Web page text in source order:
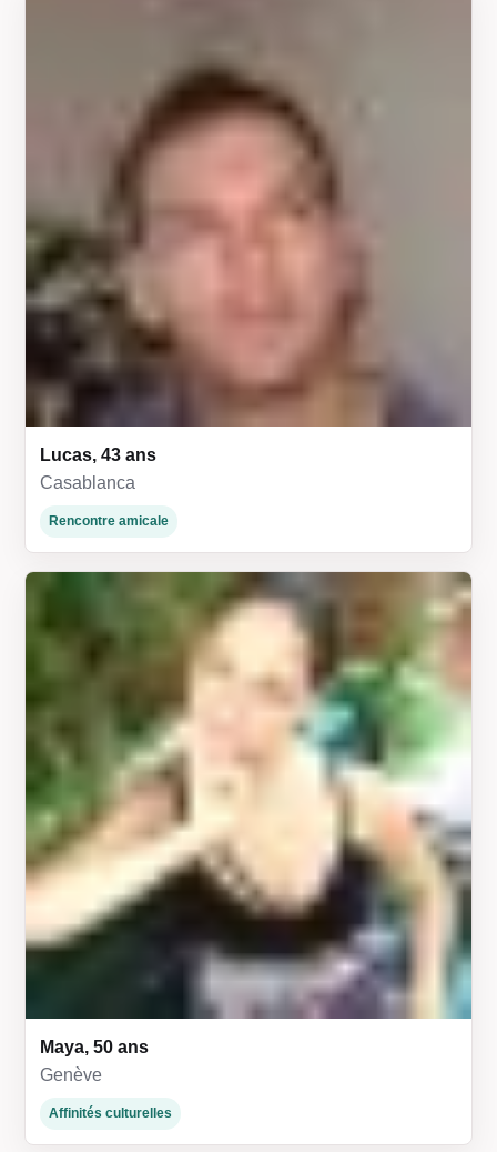
Lucas, 43 ans
Casablanca
Rencontre amicale
Maya, 50 ans
Genève
Affinités culturelles